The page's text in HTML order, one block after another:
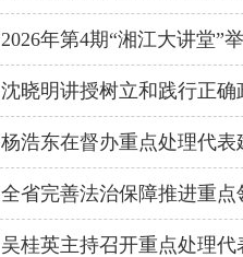
2026年第4期“湘江大讲堂”
沈晓明讲授树立和践行正
吴桂英主持召开重点处理